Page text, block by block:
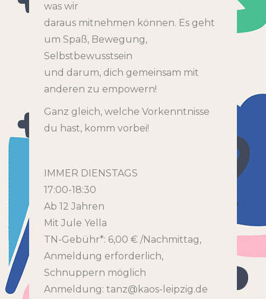
was wir
daraus mitnehmen können. Es geht
um Spaß, Bewegung,
Selbstbewusstsein
und darum, dich gemeinsam mit
anderen zu empowern!
Ganz gleich, welche Vorkenntnisse
du hast, komm vorbei!
IMMER DIENSTAGS
17:00-18:30
Ab 12 Jahren
Mit Jule Yella
TN-Gebühr*: 6,00 € /Nachmittag,
Anmeldung erforderlich,
Schnuppern möglich
Anmeldung: tanz@kaos-leipzig.de